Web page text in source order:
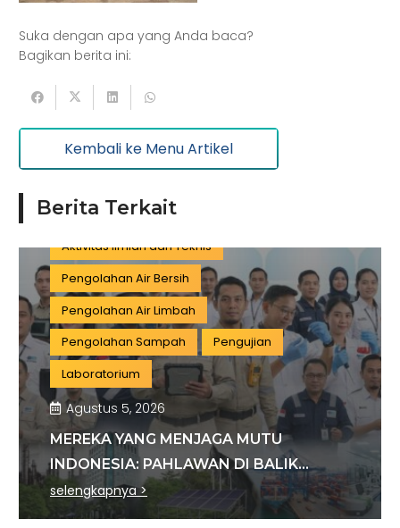
Suka dengan apa yang Anda baca?
Bagikan berita ini:
Kembali ke Menu Artikel
Berita Terkait
Pemerintahan
Informasi dan Komunikasi
Pariwisata
Listrik dan Gas
Manufaktur
Sertifikasi
Aktivitas Ilmiah dan Teknis
Pengolahan Air Bersih
Pengolahan Air Limbah
Pengolahan Sampah
Pengujian
Laboratorium
Agustus 5, 2026
MEREKA YANG MENJAGA MUTU
INDONESIA: PAHLAWAN DI BALIK
SETIAP STANDAR INDUSTRI
selengkapnya >